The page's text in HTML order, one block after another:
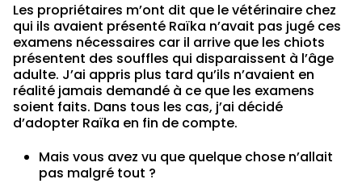
Les propriétaires m’ont dit que le vétérinaire chez
qui ils avaient présenté Raïka n’avait pas jugé ces
examens nécessaires car il arrive que les chiots
présentent des souffles qui disparaissent à l’âge
adulte. J’ai appris plus tard qu’ils n’avaient en
réalité jamais demandé à ce que les examens
soient faits. Dans tous les cas, j’ai décidé
d’adopter Raïka en fin de compte.
Mais vous avez vu que quelque chose n’allait
pas malgré tout ?